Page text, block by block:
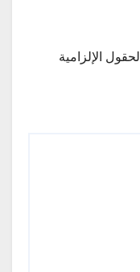
الحقول الإلزامية